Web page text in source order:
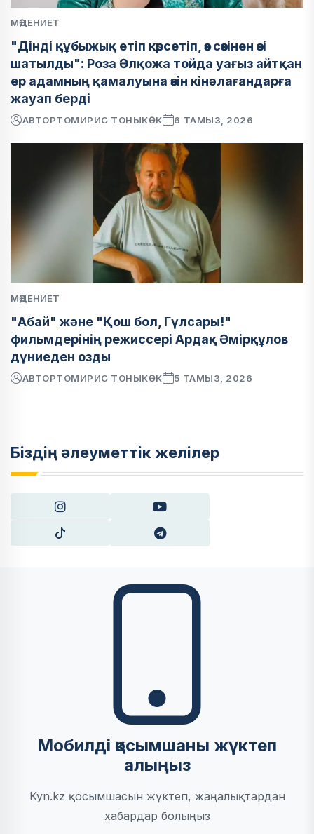
МӘДЕНИЕТ
"Дінді құбыжық етіп көрсетіп, өз сөзінен өзі
шатылды": Роза Әлқожа тойда уағыз айтқан
ер адамның қамалуына өзін кінәлағандарға
жауап берді
АВТОРТОМИРИС ТОНЫКӨК 6 ТАМЫЗ, 2026
МӘДЕНИЕТ
"Абай" және "Қош бол, Гүлсары!"
фильмдерінің режиссері Ардақ Әмірқұлов
дүниеден озды
АВТОРТОМИРИС ТОНЫКӨК 5 ТАМЫЗ, 2026
Біздің әлеуметтік желілер
Мобилді қосымшаны жүктеп
алыңыз
Kyn.kz қосымшасын жүктеп, жаңалықтардан
хабардар болыңыз